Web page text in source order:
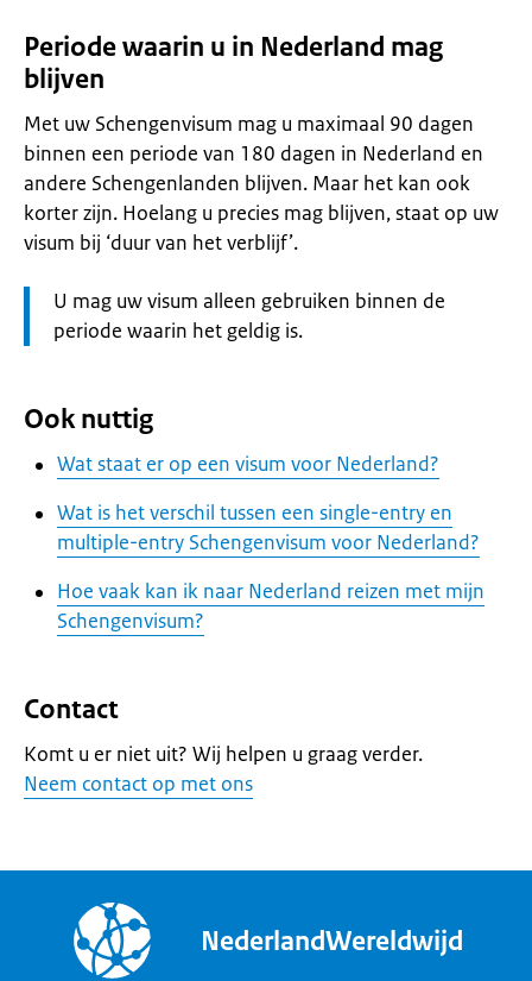
Periode waarin u in Nederland mag
blijven
Met uw Schengenvisum mag u maximaal 90 dagen
binnen een periode van 180 dagen in Nederland en
andere Schengenlanden blijven. Maar het kan ook
korter zijn. Hoelang u precies mag blijven, staat op uw
visum bij ‘duur van het verblijf’.
Let
op:
U mag uw visum alleen gebruiken binnen de
periode waarin het geldig is.
Ook nuttig
Wat staat er op een visum voor Nederland?
Wat is het verschil tussen een single-entry en
multiple-entry Schengenvisum voor Nederland?
Hoe vaak kan ik naar Nederland reizen met mijn
Schengenvisum?
Contact
Komt u er niet uit? Wij helpen u graag verder.
Neem contact op met ons
NederlandWereldwijd